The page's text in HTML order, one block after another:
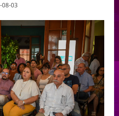
08-03